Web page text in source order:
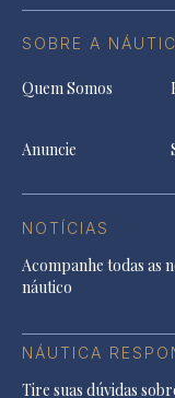
SOBRE A
Quem Somos
Anuncie
NOTÍCIAS
Acompanhe todas as
náutico
NÁUTICA
Tire suas dúvidas